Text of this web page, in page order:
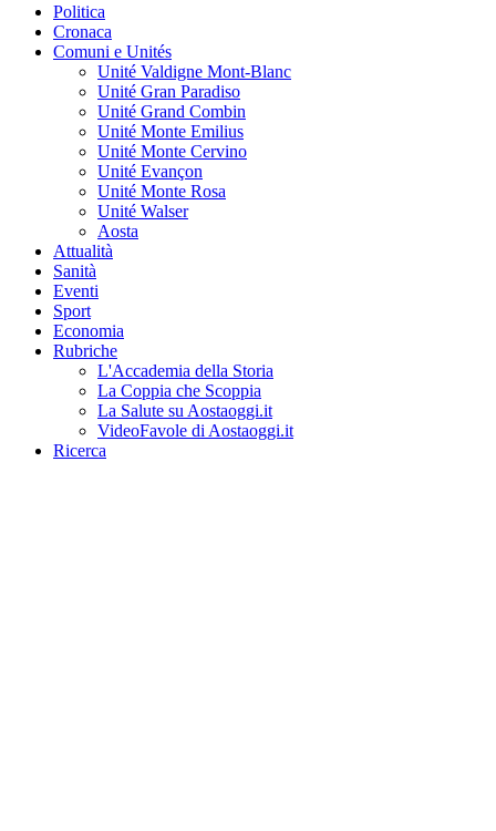
Politica
Cronaca
Comuni e Unités
Unité Valdigne Mont-Blanc
Unité Gran Paradiso
Unité Grand Combin
Unité Monte Emilius
Unité Monte Cervino
Unité Evançon
Unité Monte Rosa
Unité Walser
Aosta
Attualità
Sanità
Eventi
Sport
Economia
Rubriche
L'Accademia della Storia
La Coppia che Scoppia
La Salute su Aostaoggi.it
VideoFavole di Aostaoggi.it
Ricerca